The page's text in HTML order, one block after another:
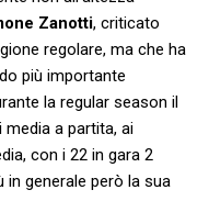
Zanotti, criticato
regolare, ma che ha
più importante
la regular season il
media a partita, ai
con i 22 in gara 2
in generale però la sua